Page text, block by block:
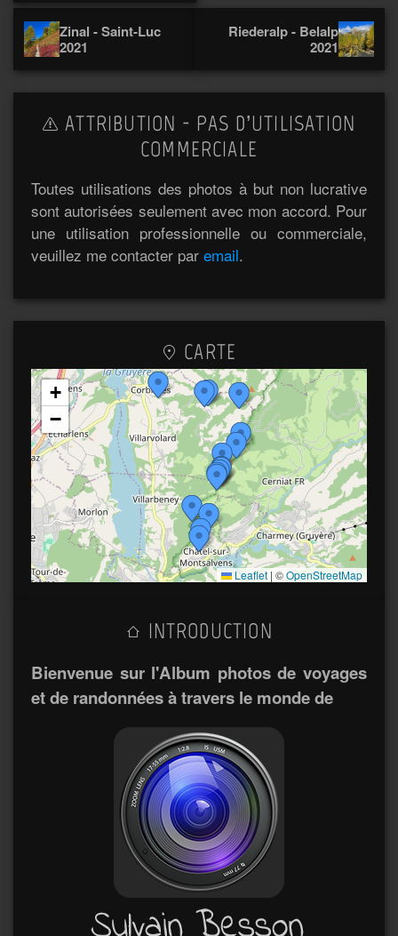
Zinal - Saint-Luc
2021
Riederalp - Belalp
2021
ATTRIBUTION - PAS D’UTILISATION
COMMERCIALE
Toutes utilisations des photos à but non lucrative
sont autorisées seulement avec mon accord. Pour
une utilisation professionnelle ou commerciale,
veuillez me contacter par email.
CARTE
+
−
Leaflet | ©OpenStreetMap
INTRODUCTION
Bienvenue sur l'Album photos de voyages
et de randonnées à travers le monde de